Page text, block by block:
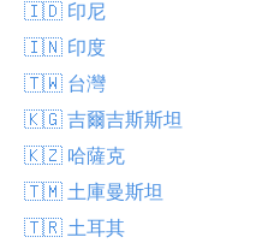
🇮🇩 印尼
🇮🇳 印度
🇹🇼 台灣
🇰🇬 吉爾吉斯斯坦
🇰🇿 哈薩克
🇹🇲 土庫曼斯坦
🇹🇷 土耳其